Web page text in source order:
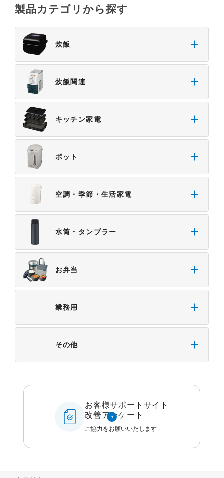
製品カテゴリから探す
炊飯
炊飯関連
キッチン家電
ポット
空調・季節・生活家電
水筒・タンブラー
お弁当
業務用
その他
お客様サポートサイト
改善アンケート
ご協力をお願いいたします